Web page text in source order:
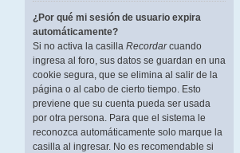
¿Por qué mi sesión de usuario expira
automáticamente?
Si no activa la casilla Recordarcuando
ingresa al foro, sus datos se guardan en una
cookie segura, que se elimina al salir de la
página o al cabo de cierto tiempo. Esto
previene que su cuenta pueda ser usada
por otra persona. Para que el sistema le
reconozca automáticamente solo marque la
casilla al ingresar. No es recomendable si